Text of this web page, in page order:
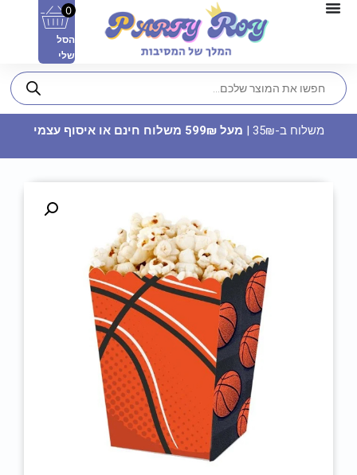
כוס מודפסת - לאמא מכל הלב
35₪
0
הסל
שלי
משלוח ב-35₪ | מעל 599₪ משלוח חינם או איסוף עצמי